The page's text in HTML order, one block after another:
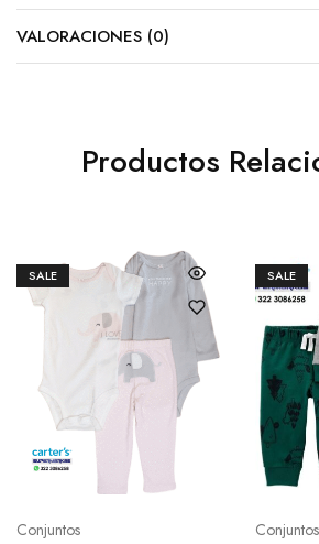
VALORACIONES (0)
Productos
SALE
Conjuntos
SALE
Conjuntos